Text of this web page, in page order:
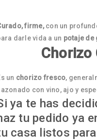
firme,con un
darle vida a un potaje de
un chorizo fresco,
con vino, ajo y
ya te has
tu pedido ya
casa listos